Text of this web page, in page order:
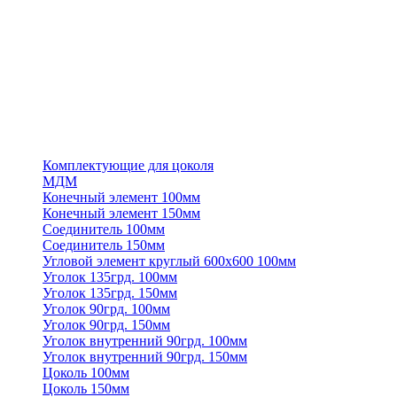
Комплектующие для цоколя
МДМ
Конечный элемент 100мм
Конечный элемент 150мм
Соединитель 100мм
Соединитель 150мм
Угловой элемент круглый 600х600 100мм
Уголок 135грд. 100мм
Уголок 135грд. 150мм
Уголок 90грд. 100мм
Уголок 90грд. 150мм
Уголок внутренний 90грд. 100мм
Уголок внутренний 90грд. 150мм
Цоколь 100мм
Цоколь 150мм